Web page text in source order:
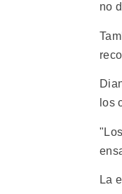
no
los
La